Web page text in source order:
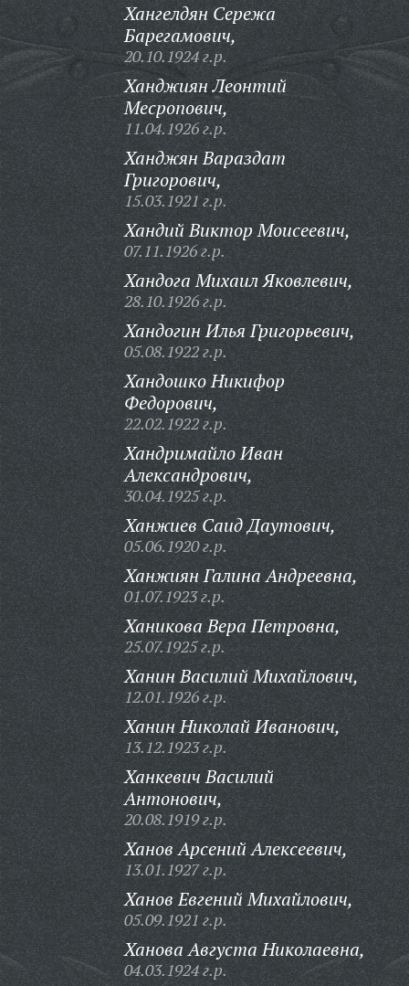
Хангелдян Сережа
Барегамович,
20.10.1924 г.р.
Ханджиян Леонтий
Месропович,
11.04.1926 г.р.
Ханджян Вараздат
Григорович,
15.03.1921 г.р.
Хандий Виктор Моисеевич,
07.11.1926 г.р.
Хандога Михаил Яковлевич,
28.10.1926 г.р.
Хандогин Илья Григорьевич,
05.08.1922 г.р.
Хандошко Никифор
Федорович,
22.02.1922 г.р.
Хандримайло Иван
Александрович,
30.04.1925 г.р.
Ханжиев Саид Даутович,
05.06.1920 г.р.
Ханжиян Галина Андреевна,
01.07.1923 г.р.
Ханикова Вера Петровна,
25.07.1925 г.р.
Ханин Василий Михайлович,
12.01.1926 г.р.
Ханин Николай Иванович,
13.12.1923 г.р.
Ханкевич Василий
Антонович,
20.08.1919 г.р.
Ханов Арсений Алексеевич,
13.01.1927 г.р.
Ханов Евгений Михайлович,
05.09.1921 г.р.
Ханова Августа Николаевна,
04.03.1924 г.р.